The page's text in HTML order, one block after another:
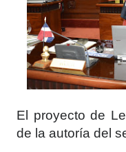
El proyecto de
de la autoría del